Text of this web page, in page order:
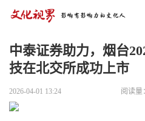
中泰证券助力，烟台
技在北交所成功上市
2026-04-01 13:24 阅读量